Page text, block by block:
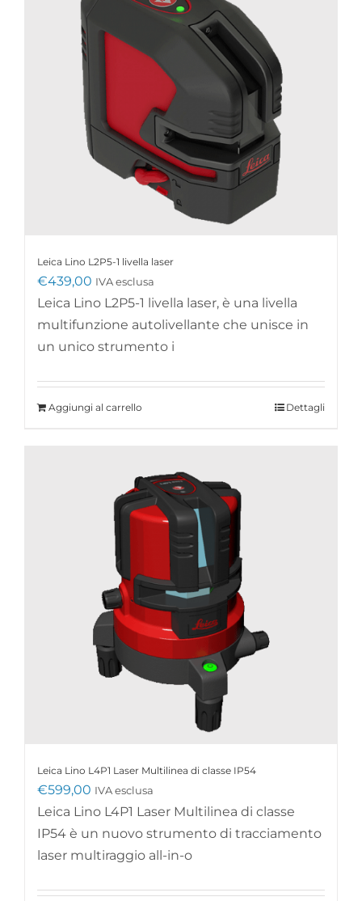
Leica Lino L2P5-1 livella laser
€439,00 IVA esclusa
Leica Lino L2P5-1 livella laser, è una livella
multifunzione autolivellante che unisce in
un unico strumento i
Aggiungi al carrello Dettagli
Leica Lino L4P1 Laser Multilinea di classe IP54
€599,00 IVA esclusa
Leica Lino L4P1 Laser Multilinea di classe
IP54 è un nuovo strumento di tracciamento
laser multiraggio all-in-o